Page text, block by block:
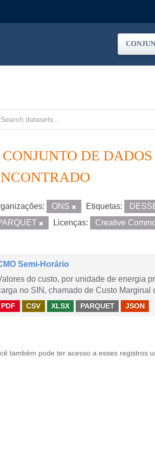
CONJUNTO DE DADOS
ONS Etiquetas:
Licenças: Creative
Semi-Horário
do custo, por unidade de energia
no SIN, chamado de Custo Marginal
PDF CSV XLSX PARQUET JSON
também pode ter acesso a esses registros